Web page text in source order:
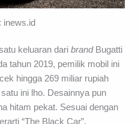
inews.id
keluaran daribrand Bugatti
tahun 2019, pemilik mobil ini
hingga 269 miliar rupiah
ini lho. Desainnya pun
hitam pekat. Sesuai dengan
“The Black Car”.